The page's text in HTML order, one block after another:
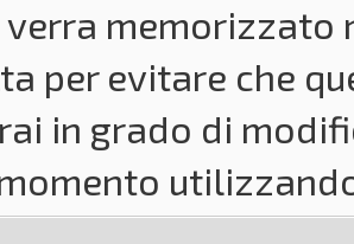
verra
per evitare che
in grado di